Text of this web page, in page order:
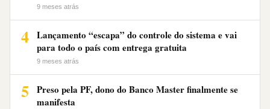
9 meses atrás
4 Lançamento “escapa” do controle do sistema e vai
para todo o país com entrega gratuita
9 meses atrás
5
Preso pela PF, dono do Banco Master finalmente se
manifesta